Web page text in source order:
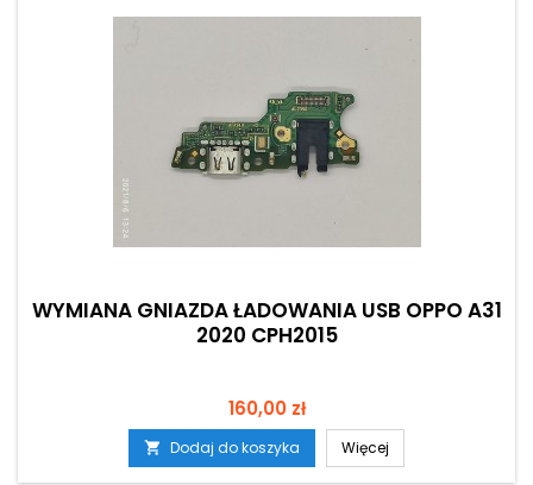
WYMIANA GNIAZDA ŁADOWANIA USB OPPO A31
2020 CPH2015
Cena
160,00 zł
 Dodaj do koszyka Więcej